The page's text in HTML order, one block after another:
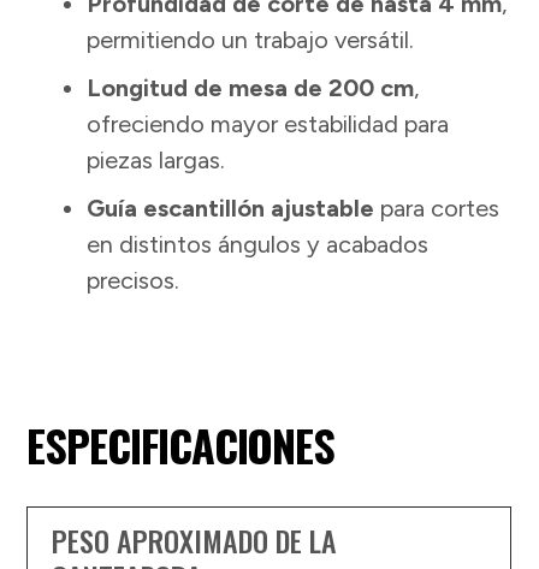
permitiendo un trabajo versátil.
Longitud de mesa de 200 cm,
ofreciendo mayor estabilidad para
piezas largas.
Guía escantillón ajustable para cortes
en distintos ángulos y acabados
precisos.
ESPECIFICACIONES
PESO APROXIMADO DE LA